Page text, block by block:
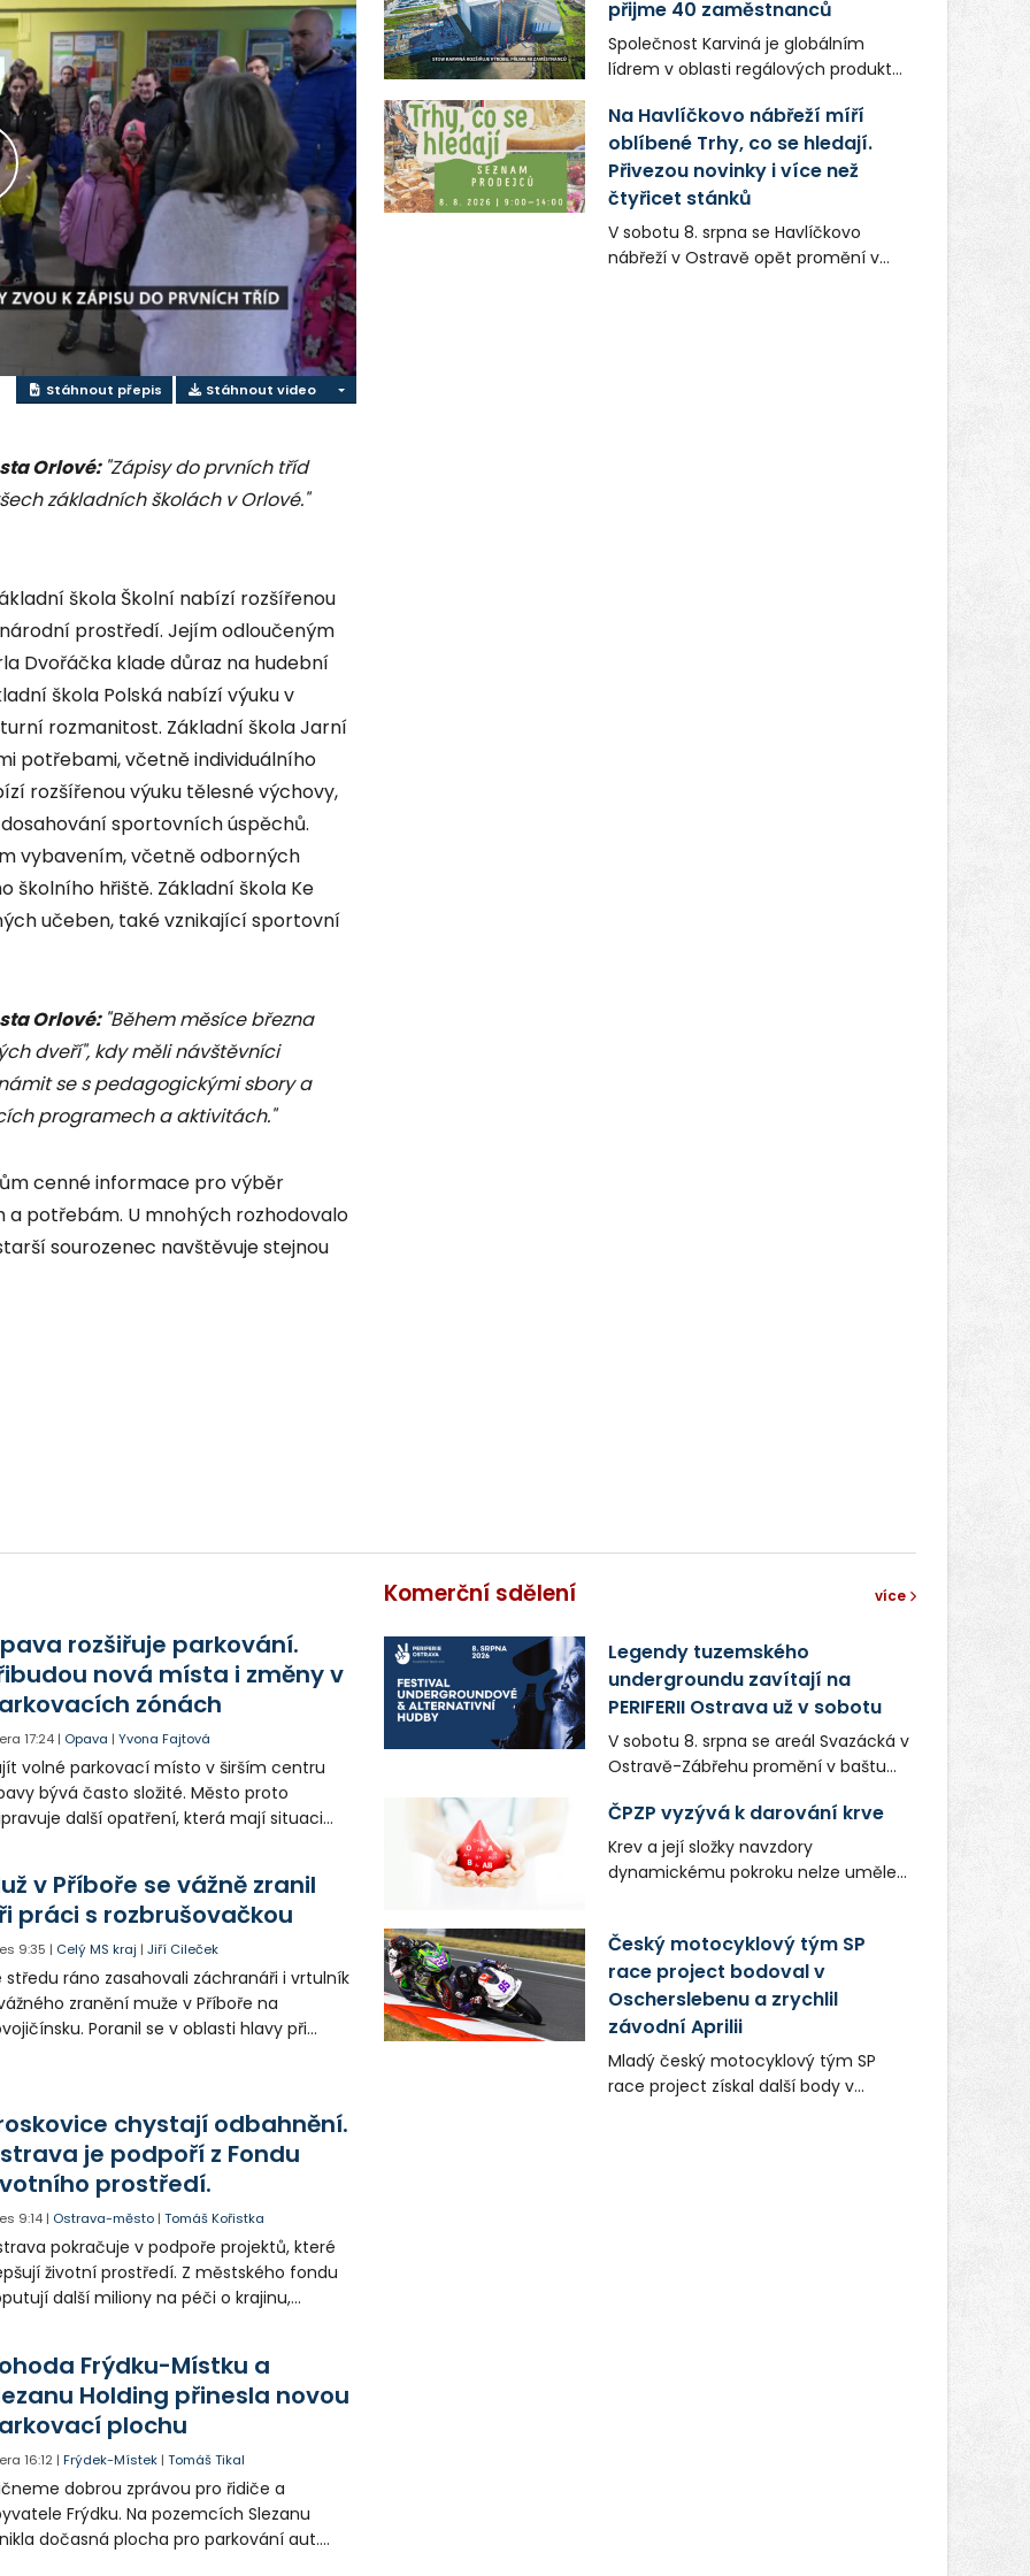
Stáhnout přepis Stáhnout video
Orlové: "Zápisy do prvních tříd
základních školách v Orlové."
škola Školní nabízí rozšířenou
prostředí. Jejím odloučeným
Dvořáčka klade důraz na hudební
škola Polská nabízí výuku v
rozmanitost. Základní škola Jarní
potřebami, včetně individuálního
rozšířenou výuku tělesné výchovy,
sportovních úspěchů.
vybavením, včetně odborných
školního hřiště. Základní škola Ke
učeben, také vznikající sportovní
Orlové: "Během měsíce března
dveří", kdy měli návštěvníci
se s pedagogickými sbory a
programech a aktivitách."
cenné informace pro výběr
a potřebám. U mnohých rozhodovalo
sourozenec navštěvuje stejnou
přijme 40 zaměstnanců
Společnost Karviná je globálním
lídrem v oblasti regálových produktů
zaměstnavatelem na Karvinsku a
firmou s obrovským potenciálem.
Na Havlíčkovo nábřeží míří
oblíbené Trhy, co se hledají.
Přivezou novinky i více než
čtyřicet stánků
V sobotu 8. srpna se Havlíčkovo
nábřeží v Ostravě opět promění v
rozšiřuje parkování.
nová místa i změny v
zónách
17:24 | Opava |Yvona Fajtová
volné parkovací místo v širším centru
bývá často složité. Město proto
další opatření, která mají situaci
řidiče v parkovacích zónách.
v Příboře se vážně zranil
práci s rozbrušovačkou
9:35 | Celý MS kraj |Jiří Cileček
středu ráno zasahovali záchranáři i vrtulník
zranění muže v Příboře na
Poranil se v oblasti hlavy při
chystají odbahnění.
je podpoří z Fondu
prostředí.
9:14 | Ostrava-město |Tomáš Kořistka
pokračuje v podpoře projektů, které
životní prostředí. Z městského fondu
další miliony na péči o krajinu,
Frýdku-Místku a
Holding přinesla novou
plochu
16:12 |Frýdek-Místek |Tomáš Tikal
dobrou zprávou pro řidiče a
Frýdku. Na pozemcích Slezanu
dočasná plocha pro parkování aut.
Komerční sdělení více
Legendy tuzemského
undergroundu zavítají na
PERIFERII Ostrava už v sobotu
V sobotu 8. srpna se areál Svazácká v
Ostravě-Zábřehu promění v baštu
hudby. Uskuteční se zde totiž první
ročník festivalu PERIFERIE Ostrava.
Brány areálu se otevřou půlhodinu po
Vstupenky v ceně 450 Kč jsou v
prodeji.
ČPZP vyzývá k darování krve
Krev a její složky navzdory
dynamickému pokroku nelze uměle
nenahraditelnou tělní tekutinu
neobejde. Naléhavá potřeba doplnit
krevní zásoby nastává vždy v létě,
kdy stoupá počet úrazů. Česká
průmyslová zdravotní pojišťovna
(ČPZP) apeluje na všechny, kteří se
těší dobrému zdraví, aby se stali
Český motocyklový tým SP
race project bodoval v
Oscherslebenu a zrychlil
závodní Aprilii
Mladý český motocyklový tým SP
race project získal další body v